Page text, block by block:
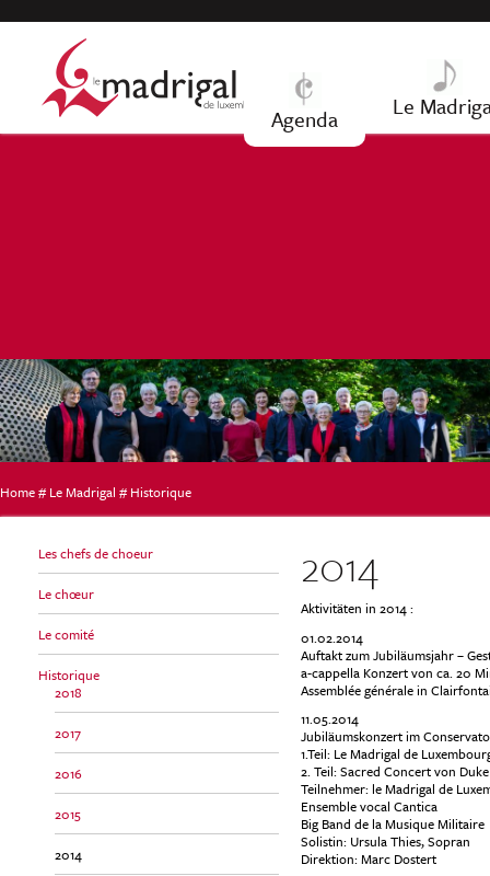
Agenda Le
Vous
êtes
Home# Le Madrigal # Historique
2014
Aktivitäten in 2014 :
01.02.2014
Auftakt zum Jubiläumsjahr –
a-cappella Konzert von ca. 20
Assemblée générale in
11.05.2014
Jubiläumskonzert im
1.Teil: Le Madrigal de
2. Teil: Sacred Concert von
Teilnehmer: le Madrigal de
Ensemble vocal Cantica
Big Band de la Musique Militaire
Solistin: Ursula Thies, Sopran
Direktion: Marc Dostert
Les chefs de choeur
Le chœur
Le comité
Historique
2018
2017
2016
2015
2014